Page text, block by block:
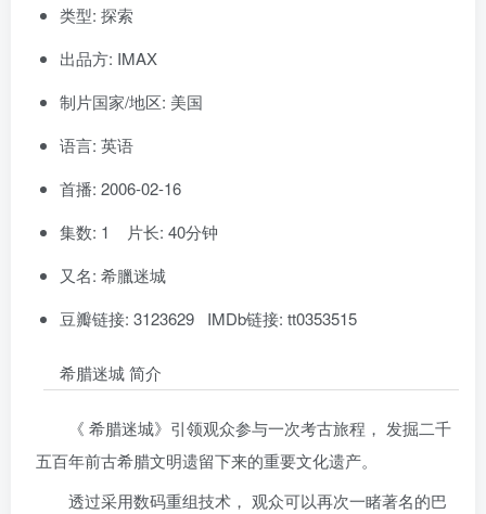
类型: 探索
出品方: IMAX
制片国家/地区: 美国
语言: 英语
首播: 2006-02-16
集数: 1 片长: 40分钟
又名: 希臘迷城
豆瓣链接: 3123629 IMDb链接: tt0353515
希腊迷城 简介
《 希腊迷城》引领观众参与一次考古旅程， 发掘二千
五百年前古希腊文明遗留下来的重要文化遗产。
透过采用数码重组技术， 观众可以再次一睹著名的巴